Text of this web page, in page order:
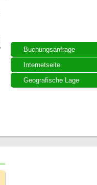
Buchungsanfrage
Internetseite
Geografische Lage